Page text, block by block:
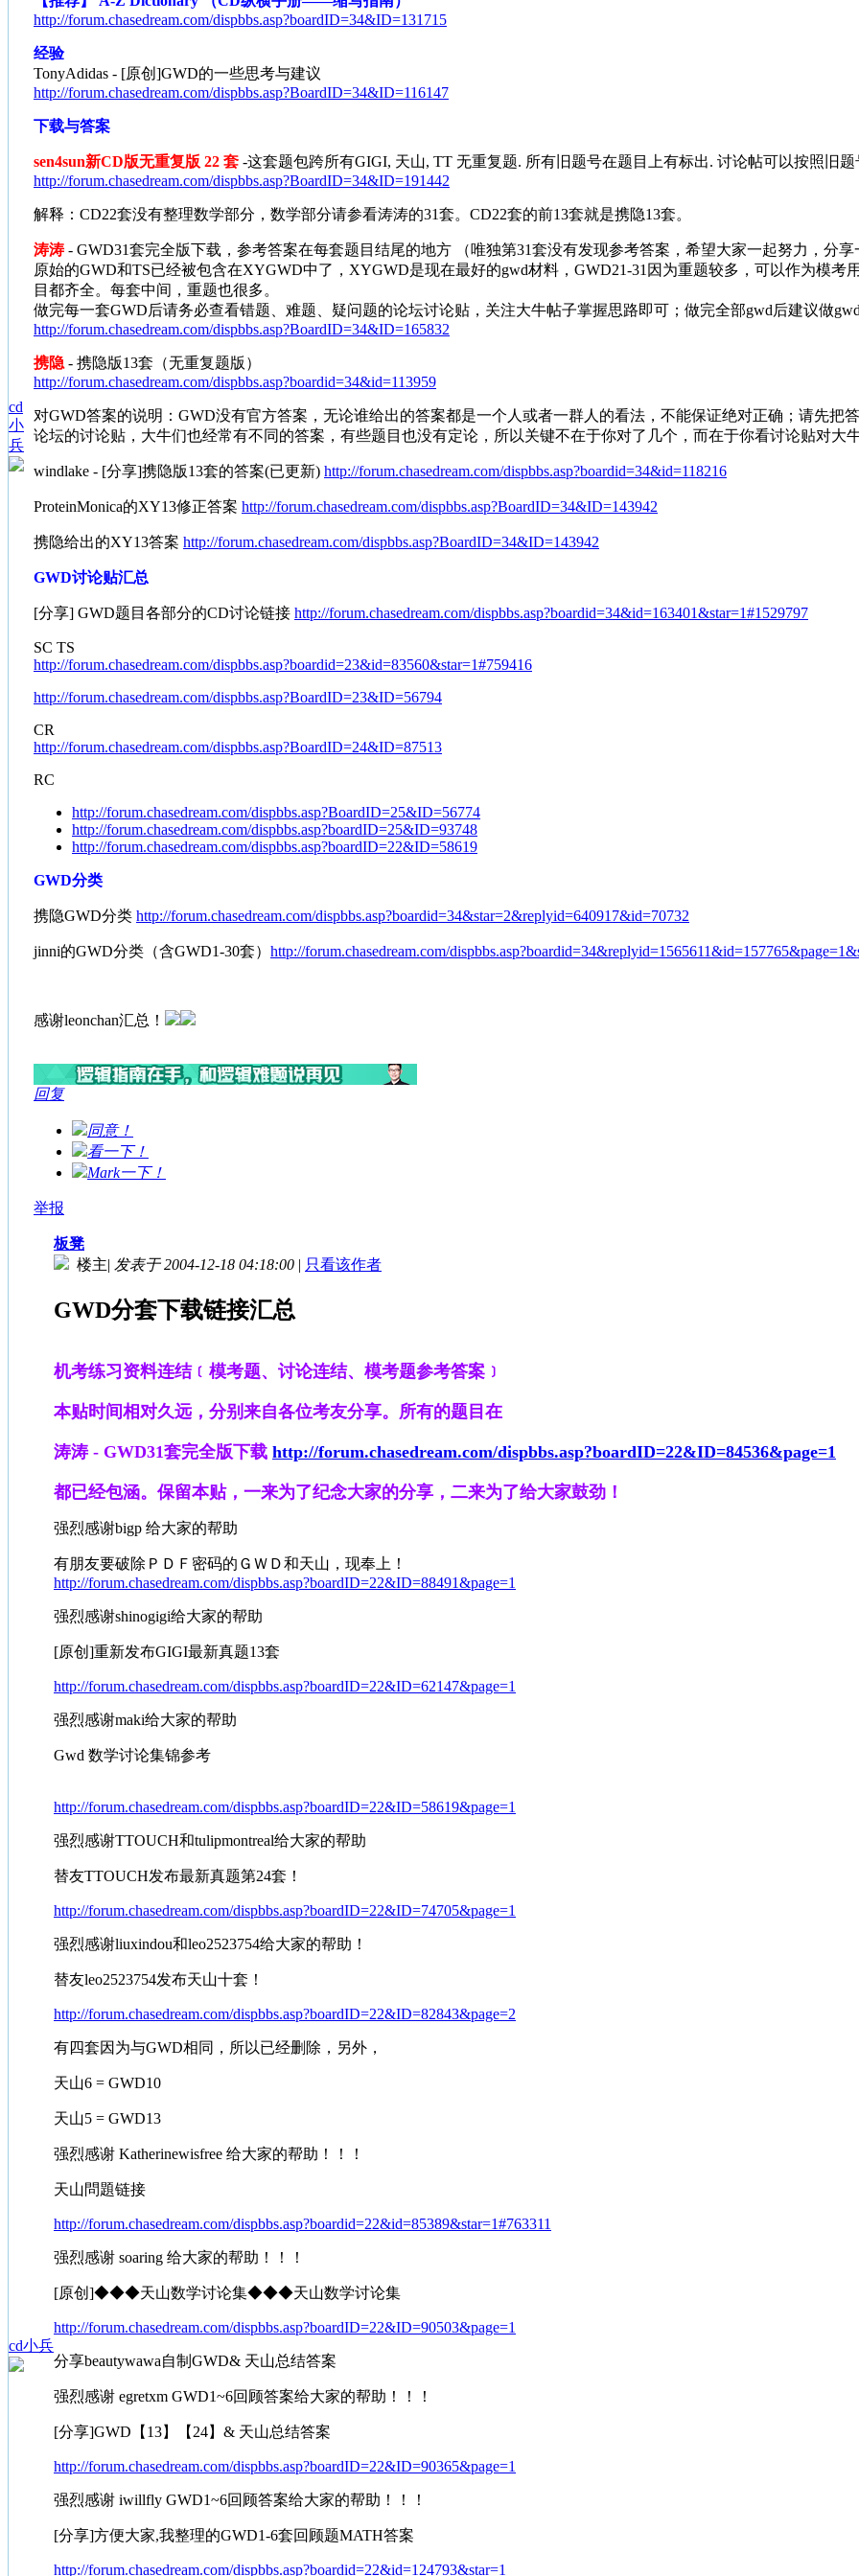
cd
小
兵
http://forum.chasedream.com/dispbbs.asp?boardID=34&ID=131715
经验
TonyAdidas - [原创]GWD的一些思考与建议
http://forum.chasedream.com/dispbbs.asp?BoardID=34&ID=116147
下载与答案
sen4sun新CD版无重复版 22 套 -这套题包跨所有GIGI, 天山, TT 无重复题. 所有旧题号在题目上有标出. 讨论帖可以按照旧题
http://forum.chasedream.com/dispbbs.asp?BoardID=34&ID=191442
解释：CD22套没有整理数学部分，数学部分请参看涛涛的31套。CD22套的前13套就是携隐13套。
涛涛- GWD31套完全版下载，参考答案在每套题目结尾的地方 （唯独第31套没有发现参考答案，希望大家一起努力，分享
原始的GWD和TS已经被包含在XYGWD中了，XYGWD是现在最好的gwd材料，GWD21-31因为重题较多，可以作为模考
目都齐全。每套中间，重题也很多。
做完每一套GWD后请务必查看错题、难题、疑问题的论坛讨论贴，关注大牛帖子掌握思路即可；做完全部gwd后建议做
http://forum.chasedream.com/dispbbs.asp?BoardID=34&ID=165832
携隐 - 携隐版13套（无重复题版）
http://forum.chasedream.com/dispbbs.asp?boardid=34&id=113959
对GWD答案的说明：GWD没有官方答案，无论谁给出的答案都是一个人或者一群人的看法，不能保证绝对正确；请先把
论坛的讨论贴，大牛们也经常有不同的答案，有些题目也没有定论，所以关键不在于你对了几个，而在于你看讨论贴对大
windlake - [分享]携隐版13套的答案(已更新) http://forum.chasedream.com/dispbbs.asp?boardid=34&id=118216
ProteinMonica的XY13修正答案 http://forum.chasedream.com/dispbbs.asp?BoardID=34&ID=143942
携隐给出的XY13答案 http://forum.chasedream.com/dispbbs.asp?BoardID=34&ID=143942
GWD讨论贴汇总
[分享] GWD题目各部分的CD讨论链接 http://forum.chasedream.com/dispbbs.asp?boardid=34&id=163401&star=1#1529797
SC TS
http://forum.chasedream.com/dispbbs.asp?boardid=23&id=83560&star=1#759416
http://forum.chasedream.com/dispbbs.asp?BoardID=23&ID=56794
CR
http://forum.chasedream.com/dispbbs.asp?BoardID=24&ID=87513
RC
http://forum.chasedream.com/dispbbs.asp?BoardID=25&ID=56774
http://forum.chasedream.com/dispbbs.asp?boardID=25&ID=93748
http://forum.chasedream.com/dispbbs.asp?boardID=22&ID=58619
GWD分类
携隐GWD分类 http://forum.chasedream.com/dispbbs.asp?boardid=34&star=2&replyid=640917&id=70732
jinni的GWD分类（含GWD1-30套） http://forum.chasedream.com/
感谢leonchan汇总！
回复
同意！
看一下！
Mark一下！
举报
cd小兵
板凳
楼主| 发表于 2004-12-18 04:18:00 | 只看该作者
GWD分套下载链接汇总
机考练习资料连结﹝模考题、讨论连结、模考题参考答案﹞
本贴时间相对久远，分别来自各位考友分享。所有的题目在
涛涛 - GWD31套完全版下载 http://forum.chasedream.com/dispbbs.asp?boardID=22&ID=84536&page=1
都已经包涵。保留本贴，一来为了纪念大家的分享，二来为了给大家鼓劲！
强烈感谢bigp 给大家的帮助
有朋友要破除ＰＤＦ密码的ＧＷＤ和天山，现奉上！
http://forum.chasedream.com/dispbbs.asp?boardID=22&ID=88491&page=1
强烈感谢shinogigi给大家的帮助
[原创]重新发布GIGI最新真题13套
http://forum.chasedream.com/dispbbs.asp?boardID=22&ID=62147&page=1
强烈感谢maki给大家的帮助
Gwd 数学讨论集锦参考
http://forum.chasedream.com/dispbbs.asp?boardID=22&ID=58619&page=1
强烈感谢TTOUCH和tulipmontreal给大家的帮助
替友TTOUCH发布最新真题第24套！
http://forum.chasedream.com/dispbbs.asp?boardID=22&ID=74705&page=1
强烈感谢liuxindou和leo2523754给大家的帮助！
替友leo2523754发布天山十套！
http://forum.chasedream.com/dispbbs.asp?boardID=22&ID=82843&page=2
有四套因为与GWD相同，所以已经删除，另外，
天山6 = GWD10
天山5 = GWD13
强烈感谢 Katherinewisfree 给大家的帮助！！！
天山問題链接
http://forum.chasedream.com/dispbbs.asp?boardid=22&id=85389&star=1#763311
强烈感谢 soaring 给大家的帮助！！！
[原创]◆◆◆天山数学讨论集◆◆◆天山数学讨论集
http://forum.chasedream.com/dispbbs.asp?boardID=22&ID=90503&page=1
分享beautywawa自制GWD& 天山总结答案
强烈感谢 egretxm GWD1~6回顾答案给大家的帮助！！！
[分享]GWD【13】【24】& 天山总结答案
http://forum.chasedream.com/dispbbs.asp?boardID=22&ID=90365&page=1
强烈感谢 iwillfly GWD1~6回顾答案给大家的帮助！！！
[分享]方便大家,我整理的GWD1-6套回顾题MATH答案
http://forum.chasedream.com/dispbbs.asp?boardid=22&id=124793&star=1